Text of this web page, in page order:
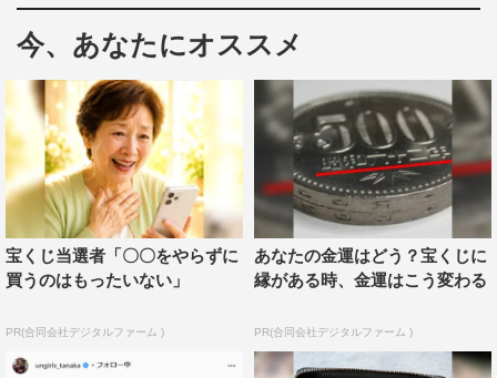
田中は「インスタフォロワー10万人到達しました！フォロ
ワーの皆様ありがとうございます！身体で十万人を表現し
す！」のコメントとともに、体で“十”のポーズをした自身
の写真を投稿した。
この投稿にフォロワーからは「漢数字！！」「おめでとう
ございます」「神降臨！！」「田中さんのほのぼの投稿こ
れからも楽しみにしています」「スタイル抜群の十です
ね！」「ビジュアルバンドみたい」などのコメントが寄せ
アンガールズ・田中卓志公式Instagram：
今、あなたにオススメ
宝くじ当選者「〇〇をやらずに
買うのはもったいない」
PR(合同会社デジタルファーム )
あなたの金運はどう？宝くじに
縁がある時、金運はこう変わる
PR(合同会社デジタルファーム )